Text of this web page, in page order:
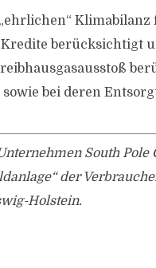
Klimabilanz
berücksichtigt
bei deren
South Pole
der
Holstein.